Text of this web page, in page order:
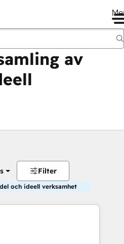
av
Filter
och ideell verksamhet